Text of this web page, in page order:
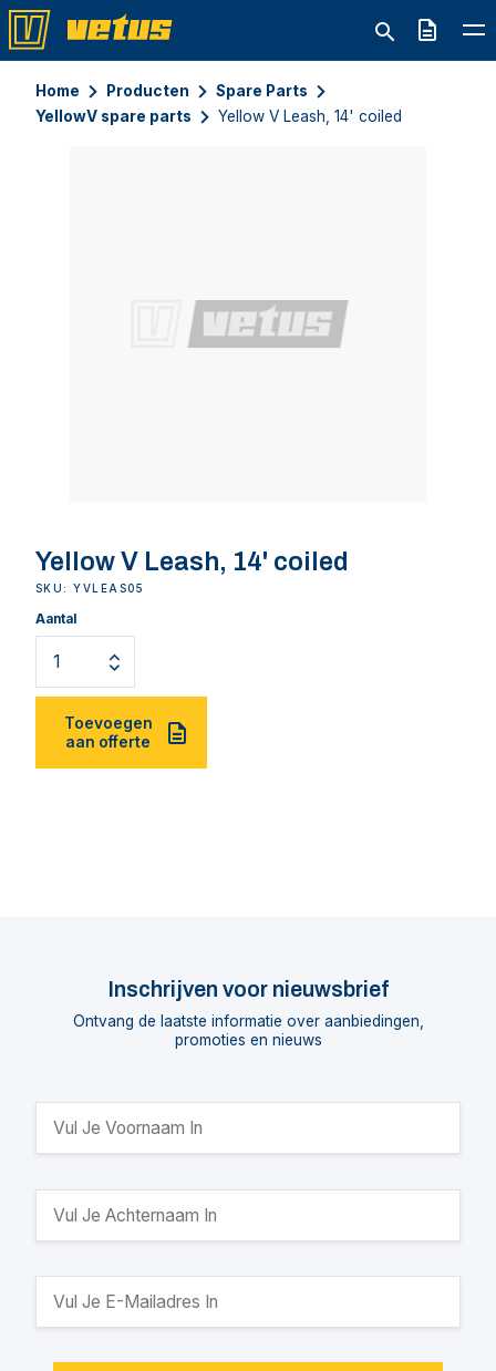
Offerte
Home Producten
Spare Parts
YellowV spare parts
Yellow V Leash, 14' coiled
Yellow V Leash, 14' coiled
SKU: YVLEAS05
Aantal
Toevoegen
aan offerte
Inschrijven voor nieuwsbrief
Ontvang de laatste informatie over aanbiedingen,
promoties en nieuws